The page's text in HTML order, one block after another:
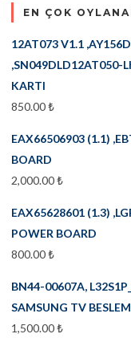
EN ÇOK
12AT073 V1.1
,SN049DLD12AT050-
KARTI
850.00₺
EAX66506903 (1.1)
BOARD
2,000.00₺
EAX65628601 (1.3)
POWER BOARD
800.00₺
BN44-00607A,
SAMSUNG TV
1,500.00₺